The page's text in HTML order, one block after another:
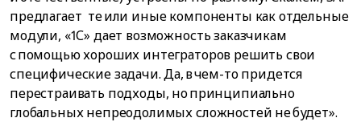
предлагает те или иные компоненты как отдельные
модули, «1С» дает возможность заказчикам
с помощью хороших интеграторов решить свои
специфические задачи. Да, в чем-то придется
перестраивать подходы, но принципиально
глобальных непреодолимых сложностей не будет».